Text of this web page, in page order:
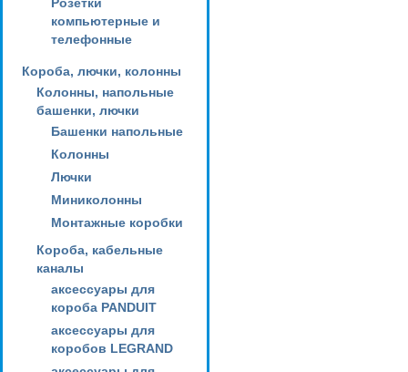
компьютерные и
телефонные
Короба, лючки, колонны
Колонны, напольные
башенки, лючки
Башенки напольные
Колонны
Лючки
Миниколонны
Монтажные коробки
Короба, кабельные
каналы
аксессуары для
короба PANDUIT
аксессуары для
коробов LEGRAND